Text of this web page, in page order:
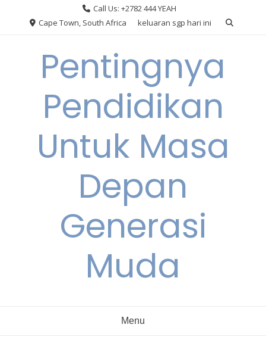
Call Us: +2782 444 YEAH
Cape Town, South Africa
keluaran sgp hari ini
Pentingnya
Pendidikan
Untuk Masa
Depan
Generasi
Muda
Menu